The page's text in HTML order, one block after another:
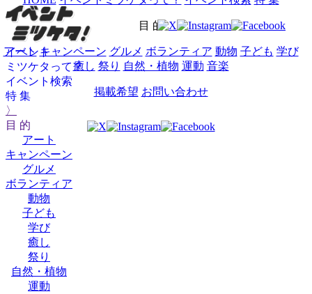
イベント
ミツケタって？
イベント検索
特 集
〉
目 的
アート
キャンペーン
グルメ
ボランティア
動物
子ども
学び
癒し
祭り
自然・植物
運動
目 的
アート キャンペーン グルメ ボランティア 動物 子ども 学び
癒し 祭り 自然・植物 運動 音楽
掲載希望 お問い合わせ